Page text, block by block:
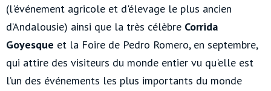
(l'événement agricole et d'élevage le plus ancien
d’Andalousie) ainsi que la très célèbre Corrida
Goyesque et la Foire de Pedro Romero, en septembre,
qui attire des visiteurs du monde entier vu qu'elle est
l’un des événements les plus importants du monde